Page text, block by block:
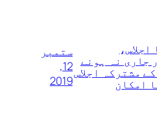
جاری نہ ہونے
مشترکہ اجلاس
امکان
ستمبر
12,
2019